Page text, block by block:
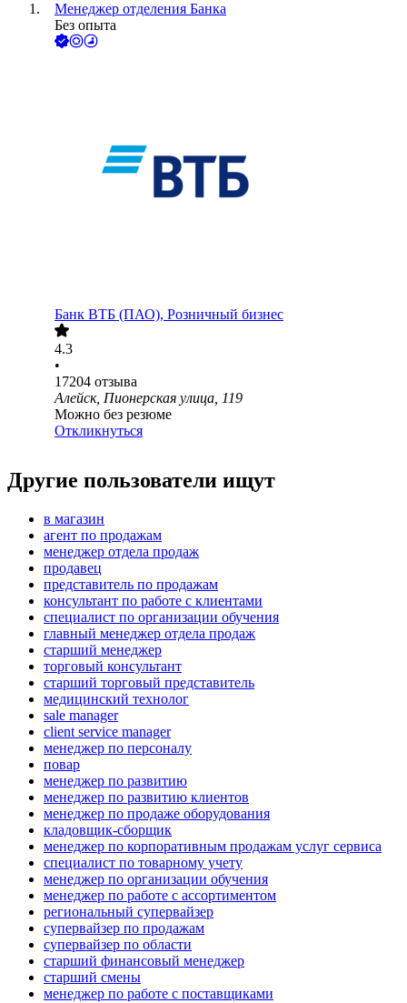
Менеджер отделения Банка
Без опыта
Банк ВТБ (ПАО), Розничный бизнес
4.3
•
17204 отзыва
Алейск, Пионерская улица, 119
Можно без резюме
Откликнуться
Другие пользователи ищут
в магазин
агент по продажам
менеджер отдела продаж
продавец
представитель по продажам
консультант по работе с клиентами
специалист по организации обучения
главный менеджер отдела продаж
старший менеджер
торговый консультант
старший торговый представитель
медицинский технолог
sale manager
client service manager
менеджер по персоналу
повар
менеджер по развитию
менеджер по развитию клиентов
менеджер по продаже оборудования
кладовщик-сборщик
менеджер по корпоративным продажам услуг сервиса
специалист по товарному учету
менеджер по организации обучения
менеджер по работе с ассортиментом
региональный супервайзер
супервайзер по продажам
супервайзер по области
старший финансовый менеджер
старший смены
менеджер по работе с поставщиками